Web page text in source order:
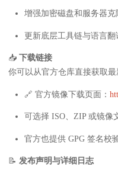
增强加密磁盘和服务器克
更新底层工具链与语言翻
📥 下载链接
你可以从官方仓库直接获取最
🔗 官方镜像下载页面：
可选择 ISO、ZIP 或镜像
官方也提供 GPG 签名校
📝 发布声明与详细日志